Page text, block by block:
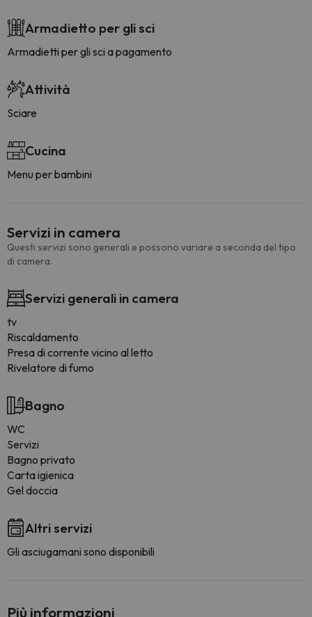
Armadietto per gli sci
Armadietti per gli sci a pagamento
Attività
Sciare
Cucina
Menu per bambini
Servizi in camera
Questi servizi sono generali e possono variare a seconda del tipo
di camera.
Servizi generali in camera
tv
Riscaldamento
Presa di corrente vicino al letto
Rivelatore di fumo
Bagno
WC
Servizi
Bagno privato
Carta igienica
Gel doccia
Altri servizi
Gli asciugamani sono disponibili
Più informazioni